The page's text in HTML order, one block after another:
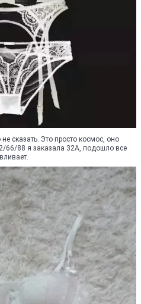
сказать. Это просто космос, оно
66/88 я заказала 32А, подошло все